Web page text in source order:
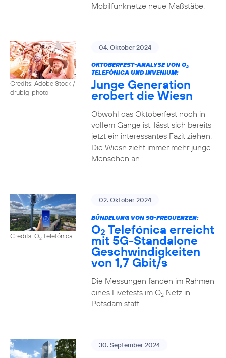
Mobilfunknetze neue Maßstäbe.
Credits: Adobe Stock /
drubig-photo
04. Oktober 2024
OKTOBERFEST-ANALYSE VON O2
TELEFÓNICA UND INVENIUM:
Junge Generation
erobert die Wiesn
Obwohl das Oktoberfest noch in
vollem Gange ist, lässt sich bereits
jetzt ein interessantes Fazit ziehen:
Die Wiesn zieht immer mehr junge
Menschen an.
Credits: O2Telefónica
02. Oktober 2024
BÜNDELUNG VON 5G-FREQUENZEN:
O2 Telefónica erreicht
mit 5G-Standalone
Geschwindigkeiten
von 1,7 Gbit/s
Die Messungen fanden im Rahmen
eines Livetests im O2Netz in
Potsdam statt.
30. September 2024